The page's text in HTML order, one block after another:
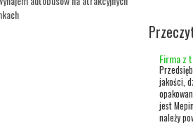
Firma z
jakości,
jest
należy